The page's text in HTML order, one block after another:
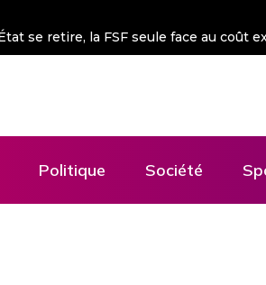
se retire, la FSF seule face au coût
Politique Société